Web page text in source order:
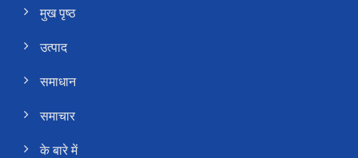
मुख पृष्ठ
उत्पाद
समाधान
समाचार
के बारे में